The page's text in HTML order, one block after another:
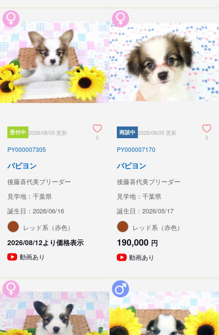
受付中 2026/08/05 更新
0
PY000007305
パピヨン
後藤喜代美ブリーダー
見学地：千葉県
誕生日：2026/06/16
レッド系（赤色）
2026/08/12より価格表示
動画あり
商談中 2026/08/05 更新
0
PY000007170
パピヨン
後藤喜代美ブリーダー
見学地：千葉県
誕生日：2026/05/17
レッド系（赤色）
190,000 円
動画あり